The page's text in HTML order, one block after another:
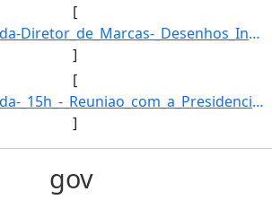
[
8: Titulo_da_Agenda-Diretor_de_Marcas-_Desenhos_Industriais_e_Indicacoes_Geograficas-Descricao_da_Agend]
]
[
9: Titulo_da_Agenda-_15h_-_Reuniao_com_a_Presidencia.-Descricao_da_Agenda--Nome_do_Orgao--Nome_da_Autor]
]
gov